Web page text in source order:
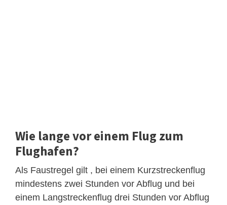
Wie lange vor einem Flug zum
Flughafen?
Als Faustregel gilt , bei einem Kurzstreckenflug
mindestens zwei Stunden vor Abflug und bei
einem Langstreckenflug drei Stunden vor Abflug